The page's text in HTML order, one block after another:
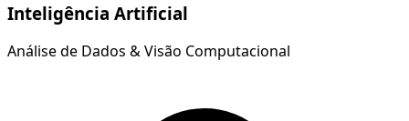
Inteligência Artificial
Análise de Dados & Visão Computacional